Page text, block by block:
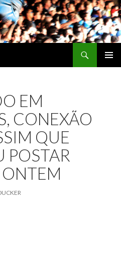
EM
CONEXÃO
QUE
POSTAR